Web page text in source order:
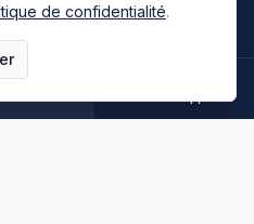
de confidentialité.
zIA digital.
de confidentialité
Plan du site
vous WhatsApp